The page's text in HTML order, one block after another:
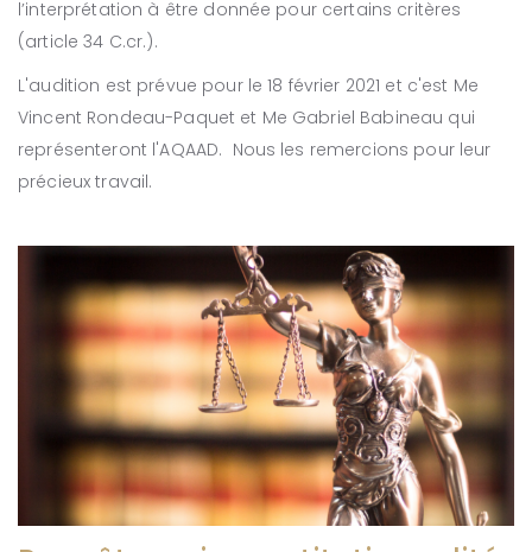
l’interprétation à être donnée pour certains critères
(article 34 C.cr.).
L'audition est prévue pour le 18 février 2021 et c'est Me
Vincent Rondeau-Paquet et Me Gabriel Babineau qui
représenteront l'AQAAD. Nous les remercions pour leur
précieux travail.